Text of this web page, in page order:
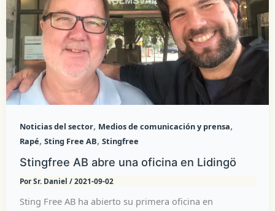
Noticias del sector, Medios de comunicación y prensa,
Rapé, Sting Free AB, Stingfree
Stingfree AB abre una oficina en Lidingö
PorSr. Daniel /2021-09-02
Sting Free AB ha abierto su primera oficina en